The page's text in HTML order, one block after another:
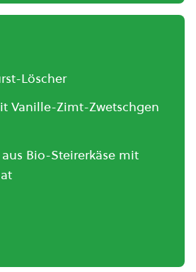
Löscher
Vanille-Zimt-Zwetschgen
Bio-Steirerkäse mit